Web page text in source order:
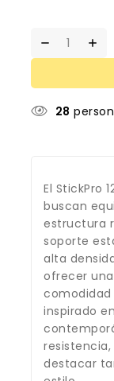
28
El StickPro
buscan
estructura
soporte
alta
ofrecer
comodidad
inspirado
destacar